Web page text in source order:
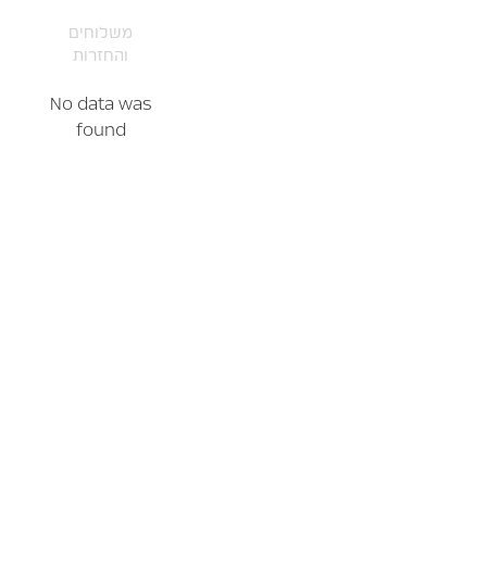
משלוחים
והחזרות
No data was
found